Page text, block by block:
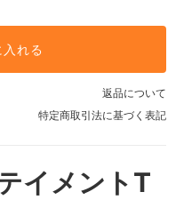
れる
返品について
特定商取引法に基づく表記
イメントT